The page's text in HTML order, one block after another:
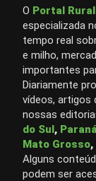
O Portal
especializada
tempo real
e milho,
importantes
Diariamente
vídeos, artigos
nossas
do Sul,
Mato Grosso,
Alguns
podem ser